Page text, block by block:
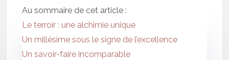
Au sommaire de cet article :
Le terroir : une alchimie unique
Un millésime sous le signe de l’excellence
Un savoir-faire incomparable